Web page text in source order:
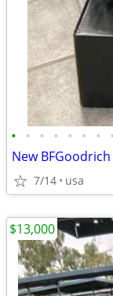
• • • • • • • •
New
7/14 usa
$13,000